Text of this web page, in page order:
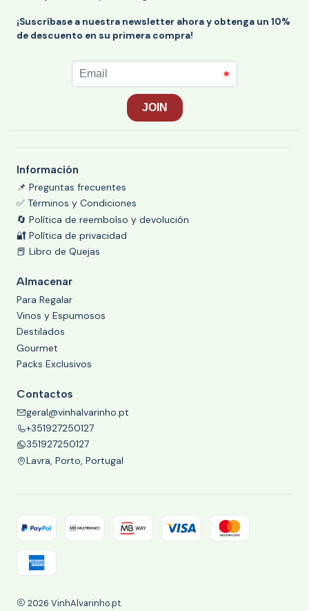
¡Suscríbase a nuestra newsletter ahora y obtenga un 10%
de descuento en su primera compra!
Información
📌 Preguntas frecuentes
✅ Términos y Condiciones
🔄 Política de reembolso y devolución
🔐 Política de privacidad
📕 Libro de Quejas
Almacenar
Para Regalar
Vinos y Espumosos
Destilados
Gourmet
Packs Exclusivos
Contactos
geral@vinhalvarinho.pt
+351927250127
351927250127
Lavra, Porto, Portugal
2026 VinhAlvarinho.pt.